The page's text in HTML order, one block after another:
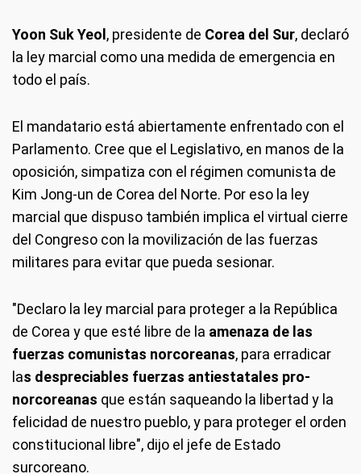
Yoon Suk Yeol , presidente de Corea del Sur, declaró
la ley marcial como una medida de emergencia en
todo el país.
El mandatario está abiertamente enfrentado con el
Parlamento. Cree que el Legislativo, en manos de la
oposición, simpatiza con el régimen comunista de
Kim Jong-un de Corea del Norte. Por eso la ley
marcial que dispuso también implica el virtual cierre
del Congreso con la movilización de las fuerzas
militares para evitar que pueda sesionar.
"Declaro la ley marcial para proteger a la República
de Corea y que esté libre de la amenaza de las
fuerzas comunistas norcoreanas, para erradicar
las despreciables fuerzas antiestatales pro-
norcoreanas que están saqueando la libertad y la
felicidad de nuestro pueblo, y para proteger el orden
constitucional libre", dijo el jefe de Estado
surcoreano.